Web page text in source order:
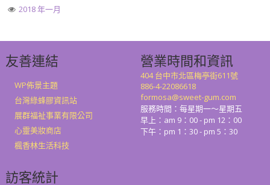
2018 年一月
友善連結
WP佈景主題
台灣綠蜂膠資訊站
展群福祉事業有限公司
心靈美妝商店
楓香林生活科技
營業時間和資訊
404 台中市北區梅亭街611號
886-4-22086618
formosa@sweet-gum.com
服務時間：每星期一～星期五
早上：am 9：00 - pm 12：00
下午：pm 1：30 - pm 5：30
訪客統計